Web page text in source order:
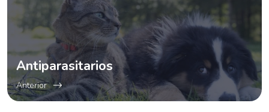
Antiparasitarios
Anterior